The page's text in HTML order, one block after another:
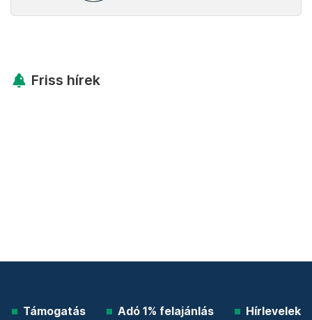
Friss hírek
Támogatás Adó 1% felajánlás Hírlevelek